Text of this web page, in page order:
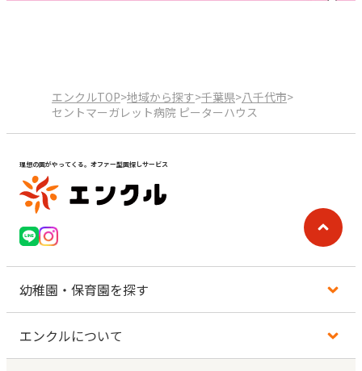
エンクルTOP>地域から探す>千葉県>八千代市>
セントマーガレット病院 ピーターハウス
理想の園がやってくる。オファー型園探しサービス
幼稚園・保育園を探す
エンクルについて